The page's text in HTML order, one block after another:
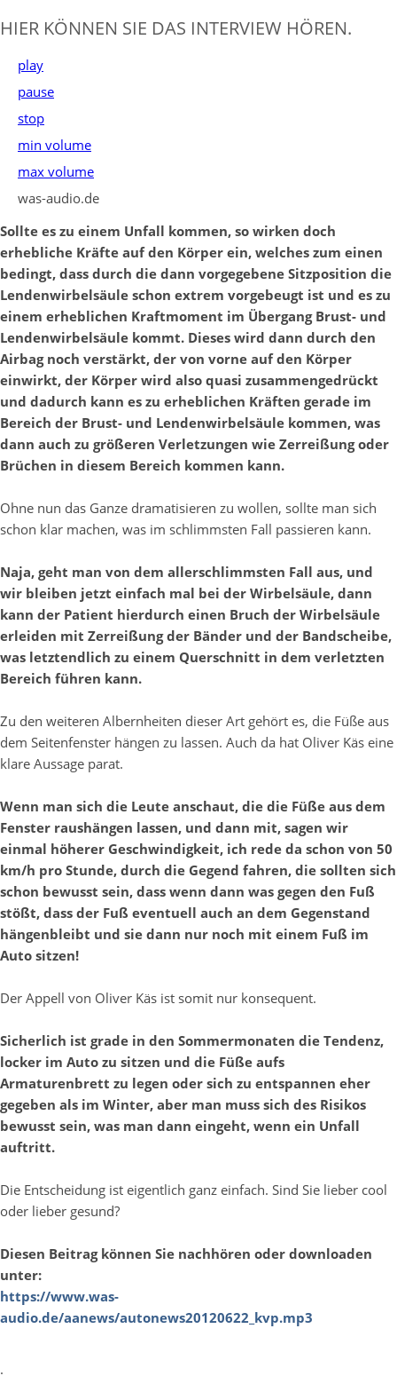
HIER KÖNNEN SIE DAS INTERVIEW HÖREN.
play
pause
stop
min volume
max volume
was-audio.de
Sollte es zu einem Unfall kommen, so wirken doch
erhebliche Kräfte auf den Körper ein, welches zum einen
bedingt, dass durch die dann vorgegebene Sitzposition die
Lendenwirbelsäule schon extrem vorgebeugt ist und es zu
einem erheblichen Kraftmoment im Übergang Brust- und
Lendenwirbelsäule kommt. Dieses wird dann durch den
Airbag noch verstärkt, der von vorne auf den Körper
einwirkt, der Körper wird also quasi zusammengedrückt
und dadurch kann es zu erheblichen Kräften gerade im
Bereich der Brust- und Lendenwirbelsäule kommen, was
dann auch zu größeren Verletzungen wie Zerreißung oder
Brüchen in diesem Bereich kommen kann.
Ohne nun das Ganze dramatisieren zu wollen, sollte man sich
schon klar machen, was im schlimmsten Fall passieren kann.
Naja, geht man von dem allerschlimmsten Fall aus, und
wir bleiben jetzt einfach mal bei der Wirbelsäule, dann
kann der Patient hierdurch einen Bruch der Wirbelsäule
erleiden mit Zerreißung der Bänder und der Bandscheibe,
was letztendlich zu einem Querschnitt in dem verletzten
Bereich führen kann.
Zu den weiteren Albernheiten dieser Art gehört es, die Füße aus
dem Seitenfenster hängen zu lassen. Auch da hat Oliver Käs eine
klare Aussage parat.
Wenn man sich die Leute anschaut, die die Füße aus dem
Fenster raushängen lassen, und dann mit, sagen wir
einmal höherer Geschwindigkeit, ich rede da schon von 50
km/h pro Stunde, durch die Gegend fahren, die sollten sich
schon bewusst sein, dass wenn dann was gegen den Fuß
stößt, dass der Fuß eventuell auch an dem Gegenstand
hängenbleibt und sie dann nur noch mit einem Fuß im
Auto sitzen!
Der Appell von Oliver Käs ist somit nur konsequent.
Sicherlich ist grade in den Sommermonaten die Tendenz,
locker im Auto zu sitzen und die Füße aufs
Armaturenbrett zu legen oder sich zu entspannen eher
gegeben als im Winter, aber man muss sich des Risikos
bewusst sein, was man dann eingeht, wenn ein Unfall
auftritt.
Die Entscheidung ist eigentlich ganz einfach. Sind Sie lieber cool
oder lieber gesund?
Diesen Beitrag können Sie nachhören oder downloaden
unter:
https://www.was-
audio.de/aanews/autonews20120622_kvp.mp3
.